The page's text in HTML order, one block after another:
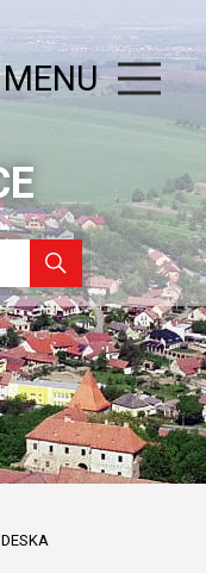
MENU